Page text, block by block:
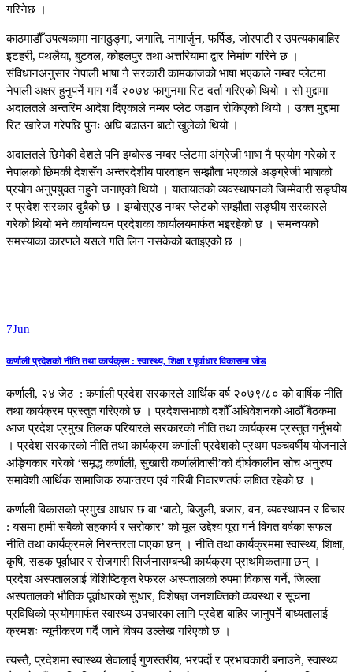
गरिनेछ ।
काठमाडौँ उपत्यकामा नागढुङ्गा, जगाति, नागार्जुन, फर्पिङ, जोरपाटी र उपत्यकाबाहिर
इटहरी, पथलैया, बुटवल, कोहलपुर तथा अत्तरियामा द्वार निर्माण गरिने छ ।
संविधानअनुसार नेपाली भाषा नै सरकारी कामकाजको भाषा भएकाले नम्बर प्लेटमा
नेपाली अक्षर हुनुपर्ने माग गर्दै २०७४ फागुनमा रिट दर्ता गरिएको थियो । सो मुद्दामा
अदालतले अन्तरिम आदेश दिएकाले नम्बर प्लेट जडान रोकिएको थियो । उक्त मुद्दामा
रिट खारेज गरेपछि पुनः अघि बढाउन बाटो खुलेको थियो ।
अदालतले छिमेकी देशले पनि इम्बोस्ड नम्बर प्लेटमा अंग्रेजी भाषा नै प्रयोग गरेको र
नेपालको छिमकी देशसँग अन्तरदेशीय पारवाहन सम्झौता भएकाले अङ्ग्रेजी भाषाको
प्रयोग अनुपयुक्त नहुने जनाएको थियो । यातायातको व्यवस्थापनको जिम्मेवारी सङ्घीय
र प्रदेश सरकार दुबैको छ । इम्बोस्एड नम्बर प्लेटको सम्झौता सङ्घीय सरकारले
गरेको थियो भने कार्यान्वयन प्रदेशका कार्यालयमार्फत भइरहेको छ । समन्वयको
समस्याका कारणले यसले गति लिन नसकेको बताइएको छ ।
7Jun
कर्णाली प्रदेशको नीति तथा कार्यक्रम : स्वास्थ्य, शिक्षा र पूर्वाधार विकासमा जोड
कर्णाली, २४ जेठ : कर्णाली प्रदेश सरकारले आर्थिक वर्ष २०७९/८० को वार्षिक नीति
तथा कार्यक्रम प्रस्तुत गरिएको छ । प्रदेशसभाको दशौँ अधिवेशनको आठौँ बैठकमा
आज प्रदेश प्रमुख तिलक परियारले सरकारको नीति तथा कार्यक्रम प्रस्तुत गर्नुभयो
। प्रदेश सरकारको नीति तथा कार्यक्रम कर्णाली प्रदेशको प्रथम पञ्चवर्षीय योजनाले
अङ्गिकार गरेको ‘समृद्ध कर्णाली, सुखारी कर्णालीवासी’को दीर्घकालीन सोच अनुरुप
समावेशी आर्थिक सामाजिक रुपान्तरण एवं गरिबी निवारणतर्फ लक्षित रहेको छ ।
कर्णाली विकासको प्रमुख आधार छ वा ‘बाटो, बिजुली, बजार, वन, व्यवस्थापन र विचार
: यसमा हामी सबैको सहकार्य र सरोकार’ को मूल उद्देश्य पूरा गर्न विगत वर्षका सफल
नीति तथा कार्यक्रमले निरन्तरता पाएका छन् । नीति तथा कार्यक्रममा स्वास्थ्य, शिक्षा,
कृषि, सडक पूर्वाधार र रोजगारी सिर्जनासम्बन्धी कार्यक्रम प्राथमिकतामा छन् ।
प्रदेश अस्पताललाई विशिष्टिकृत रेफरल अस्पतालको रुपमा विकास गर्ने, जिल्ला
अस्पतालको भौतिक पूर्वाधारको सुधार, विशेषज्ञ जनशक्तिको व्यवस्था र सूचना
प्रविधिको प्रयोगमार्फत स्वास्थ्य उपचारका लागि प्रदेश बाहिर जानुपर्ने बाध्यतालाई
क्रमशः न्यूनीकरण गर्दै जाने विषय उल्लेख गरिएको छ ।
त्यस्तै, प्रदेशमा स्वास्थ्य सेवालाई गुणस्तरीय, भरपर्दो र प्रभावकारी बनाउने, स्वास्थ्य